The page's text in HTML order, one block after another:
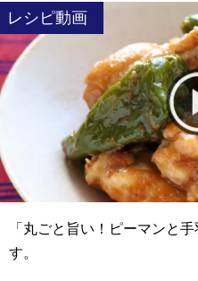
レシピ動画
「丸ごと旨い！ピーマンと
す。